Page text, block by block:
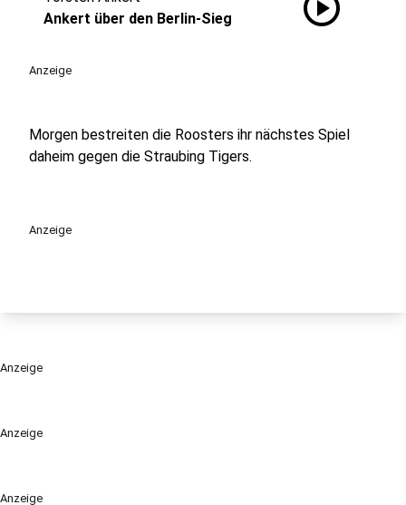
Anzeige
Anzeige
Ankert über den Berlin-Sieg
Anzeige
Morgen bestreiten die Roosters ihr nächstes Spiel
daheim gegen die Straubing Tigers.
Anzeige
Anzeige